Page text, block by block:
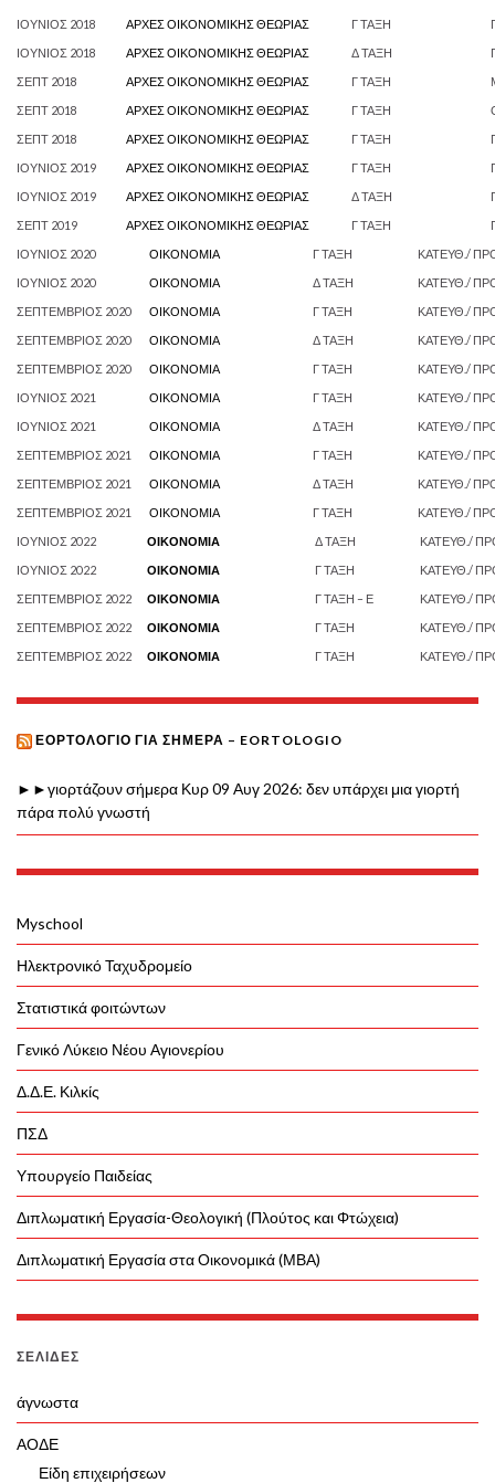
ΙΟΥΝΙΟΣ 2018
ΑΡΧΕΣ ΟΙΚΟΝΟΜΙΚΗΣ ΘΕΩΡΙΑΣ Γ ΤΑΞΗ
ΙΟΥΝΙΟΣ 2018
ΑΡΧΕΣ ΟΙΚΟΝΟΜΙΚΗΣ ΘΕΩΡΙΑΣ Δ ΤΑΞΗ
ΣΕΠΤ 2018
ΑΡΧΕΣ ΟΙΚΟΝΟΜΙΚΗΣ ΘΕΩΡΙΑΣ Γ ΤΑΞΗ
ΣΕΠΤ 2018
ΑΡΧΕΣ ΟΙΚΟΝΟΜΙΚΗΣ ΘΕΩΡΙΑΣ Γ ΤΑΞΗ
ΣΕΠΤ 2018
ΑΡΧΕΣ ΟΙΚΟΝΟΜΙΚΗΣ ΘΕΩΡΙΑΣ Γ ΤΑΞΗ
ΙΟΥΝΙΟΣ 2019
ΑΡΧΕΣ ΟΙΚΟΝΟΜΙΚΗΣ ΘΕΩΡΙΑΣ Γ ΤΑΞΗ
ΙΟΥΝΙΟΣ 2019
ΑΡΧΕΣ ΟΙΚΟΝΟΜΙΚΗΣ ΘΕΩΡΙΑΣ Δ ΤΑΞΗ
ΣΕΠΤ 2019
ΑΡΧΕΣ ΟΙΚΟΝΟΜΙΚΗΣ ΘΕΩΡΙΑΣ Γ ΤΑΞΗ
ΙΟΥΝΙΟΣ 2020
ΟΙΚΟΝΟΜΙΑ Γ ΤΑΞΗ
ΚΑΤΕΥΘ./
ΙΟΥΝΙΟΣ 2020
ΟΙΚΟΝΟΜΙΑ Δ ΤΑΞΗ
ΚΑΤΕΥΘ./
ΣΕΠΤΕΜΒΡΙΟΣ 2020
ΟΙΚΟΝΟΜΙΑ Γ ΤΑΞΗ
ΚΑΤΕΥΘ./
ΣΕΠΤΕΜΒΡΙΟΣ 2020
ΟΙΚΟΝΟΜΙΑ Δ ΤΑΞΗ
ΚΑΤΕΥΘ./
ΣΕΠΤΕΜΒΡΙΟΣ 2020
ΟΙΚΟΝΟΜΙΑ Γ ΤΑΞΗ
ΚΑΤΕΥΘ./
ΙΟΥΝΙΟΣ 2021
ΟΙΚΟΝΟΜΙΑ Γ ΤΑΞΗ
ΚΑΤΕΥΘ./
ΙΟΥΝΙΟΣ 2021
ΟΙΚΟΝΟΜΙΑ Δ ΤΑΞΗ
ΚΑΤΕΥΘ./
ΣΕΠΤΕΜΒΡΙΟΣ 2021
ΟΙΚΟΝΟΜΙΑ Γ ΤΑΞΗ
ΚΑΤΕΥΘ./
ΣΕΠΤΕΜΒΡΙΟΣ 2021
ΟΙΚΟΝΟΜΙΑ Δ ΤΑΞΗ
ΚΑΤΕΥΘ./
ΣΕΠΤΕΜΒΡΙΟΣ 2021
ΟΙΚΟΝΟΜΙΑ Γ ΤΑΞΗ
ΚΑΤΕΥΘ./
ΙΟΥΝΙΟΣ 2022
ΟΙΚΟΝΟΜΙΑ Δ ΤΑΞΗ
ΚΑΤΕΥΘ./
ΙΟΥΝΙΟΣ 2022
ΟΙΚΟΝΟΜΙΑ Γ ΤΑΞΗ
ΚΑΤΕΥΘ./
ΣΕΠΤΕΜΒΡΙΟΣ 2022
ΟΙΚΟΝΟΜΙΑ Γ ΤΑΞΗ – Ε
ΚΑΤΕΥΘ./
ΣΕΠΤΕΜΒΡΙΟΣ 2022
ΟΙΚΟΝΟΜΙΑ Γ ΤΑΞΗ
ΚΑΤΕΥΘ./
ΣΕΠΤΕΜΒΡΙΟΣ 2022
ΟΙΚΟΝΟΜΙΑ Γ ΤΑΞΗ ΚΑΤΕΥΘ./
ΕΟΡΤΟΛΌΓΙΟ ΓΙΑ ΣΉΜΕΡΑ – EORTOLOGIO
►►γιορτάζουν σήμερα Κυρ 09 Αυγ 2026: δεν υπάρχει μια γιορτή
πάρα πολύ γνωστή
Myschool
Ηλεκτρονικό Ταχυδρομείο
Στατιστικά φοιτώντων
Γενικό Λύκειο Νέου Αγιονερίου
Δ.Δ.Ε. Κιλκίς
ΠΣΔ
Υπουργείο Παιδείας
Διπλωματική Εργασία-Θεολογική (Πλούτος και Φτώχεια)
Διπλωματική Εργασία στα Οικονομικά (ΜΒΑ)
ΣΕΛΊΔΕΣ
άγνωστα
ΑΟΔΕ
Είδη επιχειρήσεων